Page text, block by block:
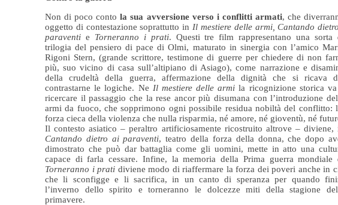
Non di poco contola sua avversione verso i conflitti armati, che
oggetto di contestazione soprattutto in Il mestiere delle armi, Cantando
paraventi e Torneranno i prati. Questi tre film rappresentano una sorta
trilogia del pensiero di pace di Olmi, maturato in sinergia con l’amico
Rigoni Stern, (grande scrittore, testimone di guerre per chiedere di non
più, suo vicino di casa sull’altipiano di Asiago), come narrazione e
della crudeltà della guerra, affermazione della dignità che si ricava
contrastarne le logiche. Ne Il mestiere delle armila ricognizione storica
ricercare il passaggio che la rese ancor più disumana con l’introduzione
armi da fuoco, che sopprimono ogni possibile residua nobiltà del conflitto:
forza cieca della violenza che nulla risparmia, né amore, né gioventù, né
Il contesto asiatico – peraltro artificiosamente ricostruito altrove – diviene,
Cantando dietro ai paraventi, teatro della forza della donna, che dopo
dimostrato che può dar battaglia come gli uomini, mette in atto una
capace di farla cessare. Infine, la memoria della Prima guerra mondiale
Torneranno i prati diviene modo di riaffermare la forza dei poveri anche in
che li sconfigge e li sacrifica, in un canto di speranza per quando
l’inverno dello spirito e torneranno le dolcezze miti della stagione
primavere.